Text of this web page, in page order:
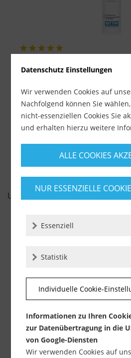
7,69 €
inkl. MwSt.zzgl. Versandkosten
UNSERE EMPFEHLUNGEN
HAGO Schachtabdeckung
Lieferzeit 10-15 Werktage
Datenschutz Einstellungen
Wir verwenden Cookies auf
Nachfolgend können Sie
nicht-essenziellen Cookies Sie
und erhalten hierzu weitere
ALLE COOKIES
NUR ESSENZIELLE
Essenziell
Statistik
Individuelle Cookie-
Informationen zu Ihren
zur Datenübertragung in die
von Google-Diensten
Wir verwenden Cookies auf